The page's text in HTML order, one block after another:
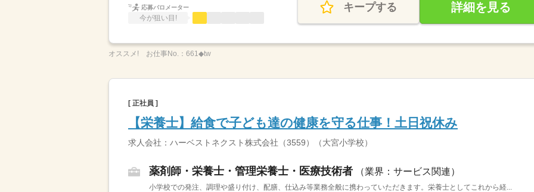
応募バロメーター
今が狙い目!
キープする 詳細を見る
オススメ! お仕事No.： 661◆tw
[ 正社員 ]
【栄養士】給食で子ども達の健康を守る仕事！土日祝休み
求人会社：ハーベストネクスト株式会社（3559）（大宮小学校）
薬剤師・栄養士・管理栄養士・医療技術者 （業界：サービス関連）
小学校での発注、調理や盛り付け、配膳、仕込み等業務全般に携わっていただきます。栄養士としてこれから経...